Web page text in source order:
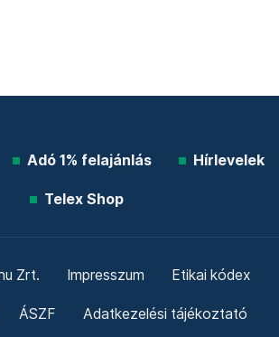
Adó 1% felajánlás Hírlevelek
Telex Shop
Zrt. Impresszum Etikai kódex
ÁSZF Adatkezelési tájékoztató